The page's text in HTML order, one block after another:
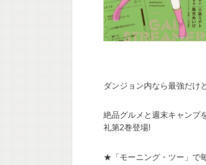
ダンジョン内なら最強だけ
絶品グルメと週末キャンプ
礼第2巻登場!
★「モーニング・ツー」で